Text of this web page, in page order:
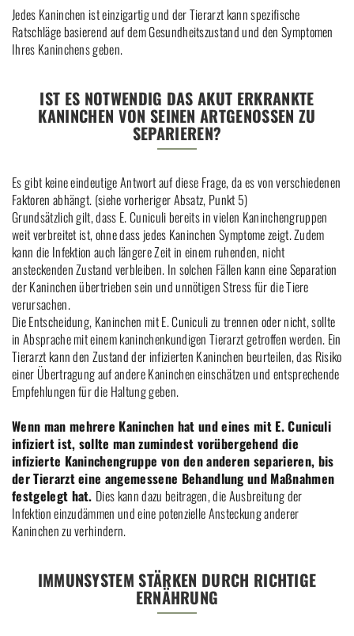
Jedes Kaninchen ist einzigartig und der Tierarzt kann spezifische
Ratschläge basierend auf dem Gesundheitszustand und den Symptomen
Ihres Kaninchens geben.
IST ES NOTWENDIG DAS AKUT ERKRANKTE
KANINCHEN VON SEINEN ARTGENOSSEN ZU
SEPARIEREN?
Es gibt keine eindeutige Antwort auf diese Frage, da es von verschiedenen
Faktoren abhängt. (siehe vorheriger Absatz, Punkt 5)
Grundsätzlich gilt, dass E. Cuniculi bereits in vielen Kaninchengruppen
weit verbreitet ist, ohne dass jedes Kaninchen Symptome zeigt. Zudem
kann die Infektion auch längere Zeit in einem ruhenden, nicht
ansteckenden Zustand verbleiben. In solchen Fällen kann eine Separation
der Kaninchen übertrieben sein und unnötigen Stress für die Tiere
verursachen.
Die Entscheidung, Kaninchen mit E. Cuniculi zu trennen oder nicht, sollte
in Absprache mit einem kaninchenkundigen Tierarzt getroffen werden. Ein
Tierarzt kann den Zustand der infizierten Kaninchen beurteilen, das Risiko
einer Übertragung auf andere Kaninchen einschätzen und entsprechende
Empfehlungen für die Haltung geben.
Wenn man mehrere Kaninchen hat und eines mit E. Cuniculi
infiziert ist, sollte man zumindest vorübergehend die
infizierte Kaninchengruppe von den anderen separieren, bis
der Tierarzt eine angemessene Behandlung und Maßnahmen
festgelegt hat. Dies kann dazu beitragen, die Ausbreitung der
Infektion einzudämmen und eine potenzielle Ansteckung anderer
Kaninchen zu verhindern.
IMMUNSYSTEM STÄRKEN DURCH RICHTIGE
ERNÄHRUNG